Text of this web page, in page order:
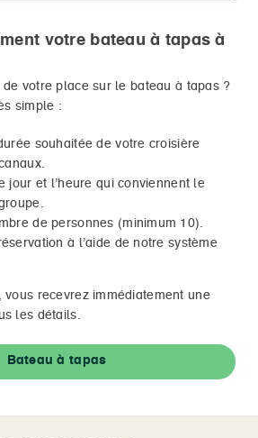
votre bateau à tapas à
de votre place sur le bateau à tapas ?
simple :
souhaitée de votre croisière
jour et l’heure qui conviennent le
de personnes (minimum 10).
à l’aide de notre système
recevrez immédiatement une
les détails.
Bateau à tapas